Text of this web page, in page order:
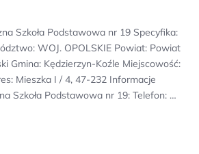
Szkoła Podstawowa nr 19 Specyfika:
WOJ. OPOLSKIE Powiat: Powiat
Gmina: Kędzierzyn-Koźle Miejscowość:
Mieszka I / 4, 47-232 Informacje
Szkoła Podstawowa nr 19: Telefon: …